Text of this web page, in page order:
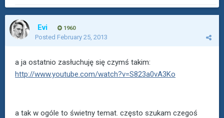
Evi 1960
Posted February 25, 2013
a ja ostatnio zasłuchuję się czymś takim:
http://www.youtube.com/watch?v=S823a0vA3Ko
a tak w ogóle to świetny temat. często szukam czegoś